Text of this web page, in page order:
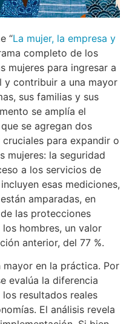
“La mujer, la empresa y
completo de los
mujeres para ingresar a
y contribuir a una mayor
sus familias y sus
se amplía el
se agregan dos
para expandir o
mujeres: la seguridad
a los servicios de
esas mediciones,
amparadas, en
las protecciones
hombres, un valor
anterior, del 77 %.
mayor en la práctica. Por
evalúa la diferencia
resultados reales
El análisis revela